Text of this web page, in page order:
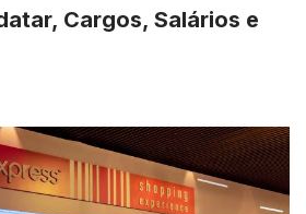
Cargos, Salários e